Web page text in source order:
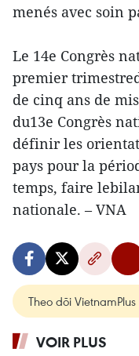
menés avec soin
Le 14e Congrès
premier
de cinq ans de
du13e Congrès
définir les
pays pour la
temps, faire
nationale. – VNA
Theo dõi VietnamPlus
VOIR PLUS